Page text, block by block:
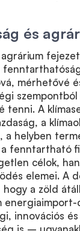
és
mérhetővé
szempontból
tenni. A
a
a helyben
fenntartható
célok,
elemei. A
a zöld
energiaimport-
innovációs